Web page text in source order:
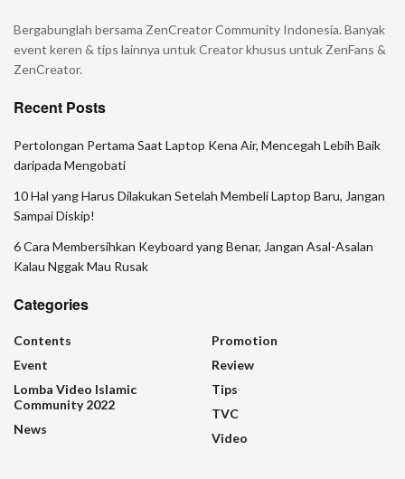
Bergabunglah bersama ZenCreator Community Indonesia. Banyak
event keren & tips lainnya untuk Creator khusus untuk ZenFans &
ZenCreator.
Recent Posts
Pertolongan Pertama Saat Laptop Kena Air, Mencegah Lebih Baik
daripada Mengobati
10 Hal yang Harus Dilakukan Setelah Membeli Laptop Baru, Jangan
Sampai Diskip!
6 Cara Membersihkan Keyboard yang Benar, Jangan Asal-Asalan
Kalau Nggak Mau Rusak
Categories
Contents
Event
Lomba Video Islamic
Community 2022
News
Promotion
Review
Tips
TVC
Video